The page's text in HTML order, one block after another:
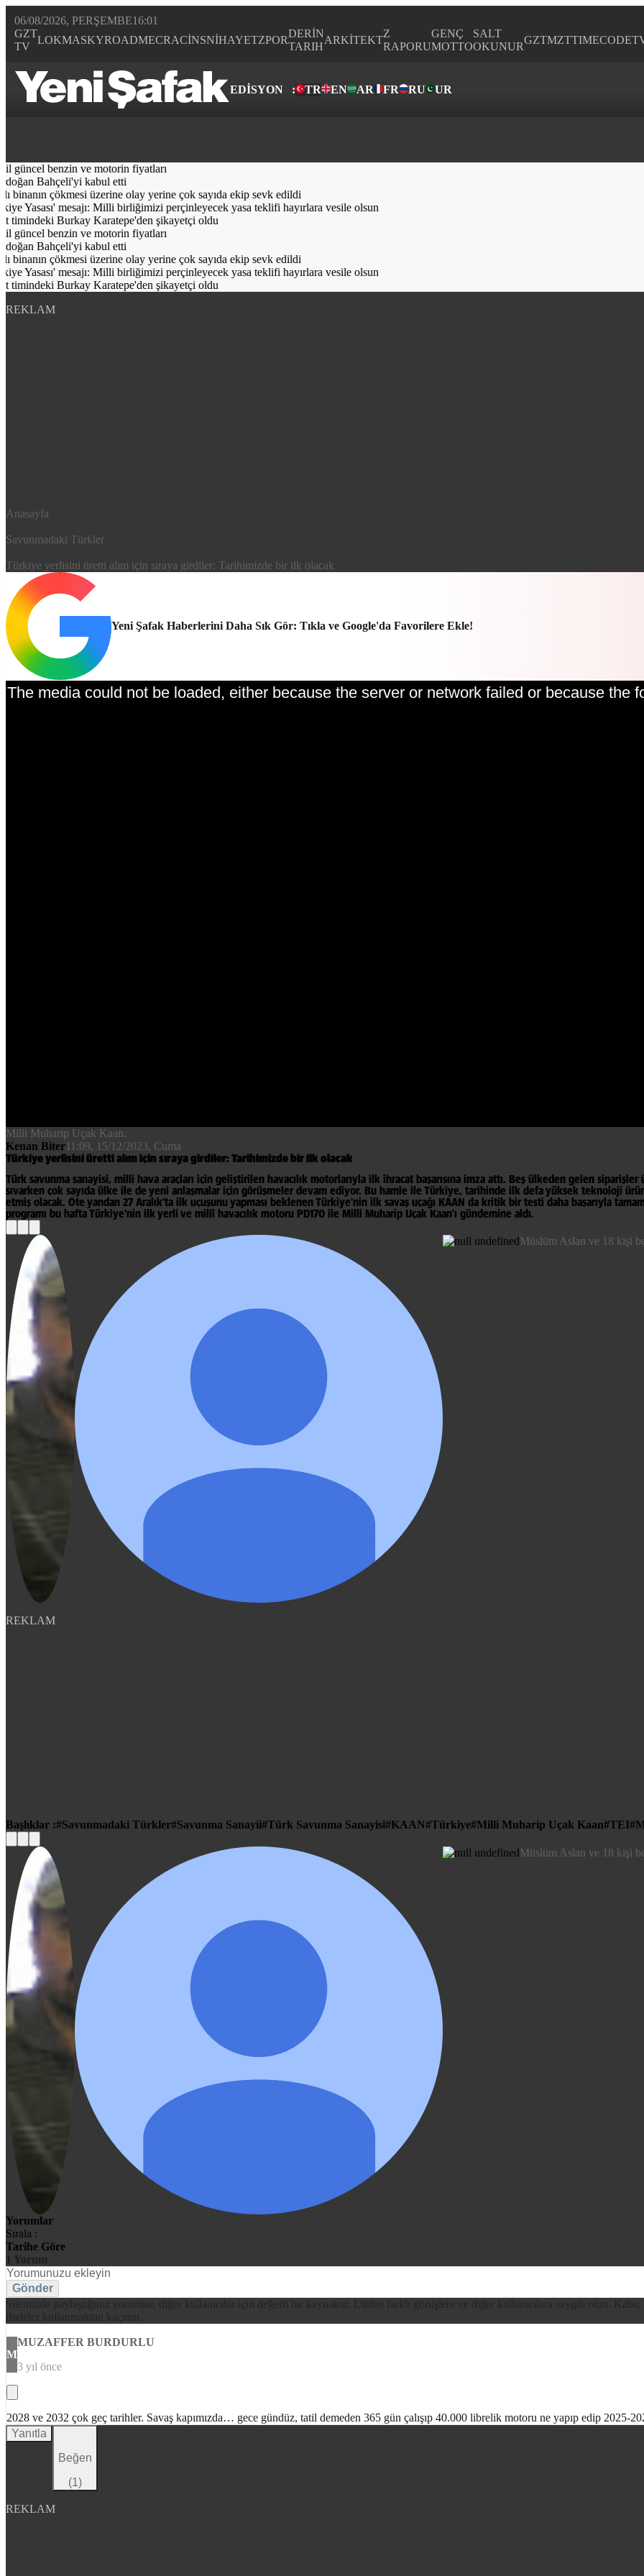
06/08/2026, PERŞEMBE16:01
GZT
TV
LOKMASKYROADMECRACİNSNİHAYETZPOR
DERİN
TARIH
ARKİTEKT
Z
RAPORU
GENÇ
MOTTO
SALT
OKUNUR
GZTMZTTIMECODE
EDİSYON : TR EN AR FR RU UR
güncel benzin ve motorin fiyatları
Bahçeli'yi kabul etti
binanın çökmesi üzerine olay yerine çok sayıda ekip sevk edildi
Yasası' mesajı: Milli birliğimizi perçinleyecek yasa teklifi hayırlara vesile olsun
Burkay Karatepe'den şikayetçi oldu
güncel benzin ve motorin fiyatları
Bahçeli'yi kabul etti
binanın çökmesi üzerine olay yerine çok sayıda ekip sevk edildi
Yasası' mesajı: Milli birliğimizi perçinleyecek yasa teklifi hayırlara vesile olsun
Burkay Karatepe'den şikayetçi oldu
REKLAM
Anasayfa
Savunmadaki Türkler
Türkiye yerlisini üretti alım için sıraya girdiler: Tarihimizde bir ilk olacak​
Yeni Şafak Haberlerini Daha Sık Gör: Tıkla ve Google'da Favorilere Ekle!
This is a modal window.
The media could not be loaded, either because the server or network failed or because the
Milli Muharip Uçak Kaan.
Kenan Biter11:09, 15/12/2023, Cuma
Türkiye yerlisini üretti alım için sıraya girdiler: Tarihimizde bir ilk olacak​
Türk savunma sanayisi, milli hava araçları için geliştirilen havacılık motorlarıyla ilk ihracat başarısına imza attı. Beş ülkeden gelen
sıvarken çok sayıda ülke ile de yeni anlaşmalar için görüşmeler devam ediyor. Bu hamle ile Türkiye, tarihinde ilk defa yüksek teknoloji
etmiş olacak. Öte yandan 27 Aralık'ta ilk uçuşunu yapması beklenen Türkiye'nin ilk savaş uçağı KAAN da kritik bir testi daha başarıyla
programı bu hafta Türkiye’nin ilk yerli ve millî havacılık motoru PD170 ile Milli Muharip Uçak Kaan'ı gündemine aldı.
Müslüm Aslan ve 18 kişi
REKLAM
Başlıklar : Savunmadaki Türkler Savunma Sanayii Türk Savunma Sanayisi KAAN Türkiye Milli Muharip Uçak Kaan TEI
Müslüm Aslan ve 18 kişi
Yorumlar
Sırala :
Tarihe Göre
1 Yorum
Gönder
M
MUZAFFER BURDURLU
3 yıl önce
2028 ve 2032 çok geç tarihler. Savaş kapımızda… gece gündüz, tatil demeden 365 gün çalışıp 40.000 librelik motoru ne yapıp edip 2025-
Yanıtla
Beğen
(1)
REKLAM